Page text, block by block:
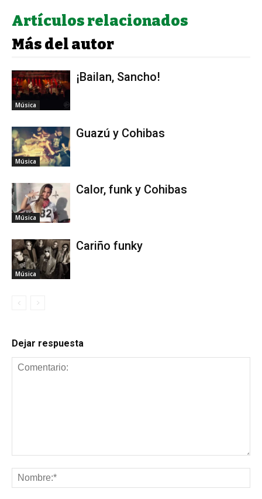
Artículos relacionados
Más del autor
Música
¡Bailan, Sancho!
Música
Guazú y Cohibas
Música
Calor, funk y Cohibas
Música
Cariño funky
Dejar respuesta